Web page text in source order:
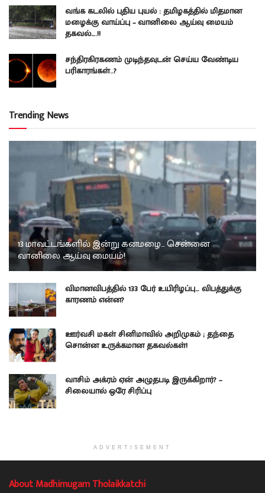
வங்க கடலில் புதிய புயல் : தமிழகத்தில் மிதமான
மழைக்கு வாய்ப்பு – வானிலை ஆய்வு மையம்
தகவல்….!!
சந்திரகிரகணம் முடிந்தவுடன் செய்ய வேண்டிய
பரிகாரங்கள்..?
Trending News
13 மாவட்டங்களில் இன்று கனமழை… சென்னை
வானிலை ஆய்வு மையம்!
விமானவிபத்தில் 133 பேர் உயிரிழப்பு… விபத்துக்கு
காரணம் என்ன?
ஊர்வசி மகள் சினிமாவில் அறிமுகம் ; தந்தை
சொன்ன உருக்கமான தகவல்கள்!
வாசிம் அக்ரம் ஏன் அழுதபடி இருக்கிறார்? –
சிலையால் ஒரே சிரிப்பு
ADVERTISEMENT
About Madhimugam Tholaikkatchi